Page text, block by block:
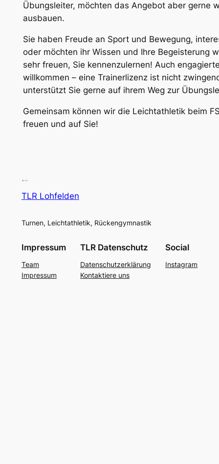
Übungsleiter, möchten das Angebot aber gerne
ausbauen.
Sie haben Freude an Sport und Bewegung,
oder möchten ihr Wissen und Ihre Begeisterung
sehr freuen, Sie kennenzulernen! Auch
willkommen – eine Trainerlizenz ist nicht
unterstützt Sie gerne auf ihrem Weg zur
Gemeinsam können wir die Leichtathletik beim
freuen und auf Sie!
TLR Lohfelden
Turnen, Leichtathletik, Rückengymnastik
Impressum
Team
Impressum
TLR Datenschutz
Datenschutzerklärung
Kontaktiere uns
Social
Instagram